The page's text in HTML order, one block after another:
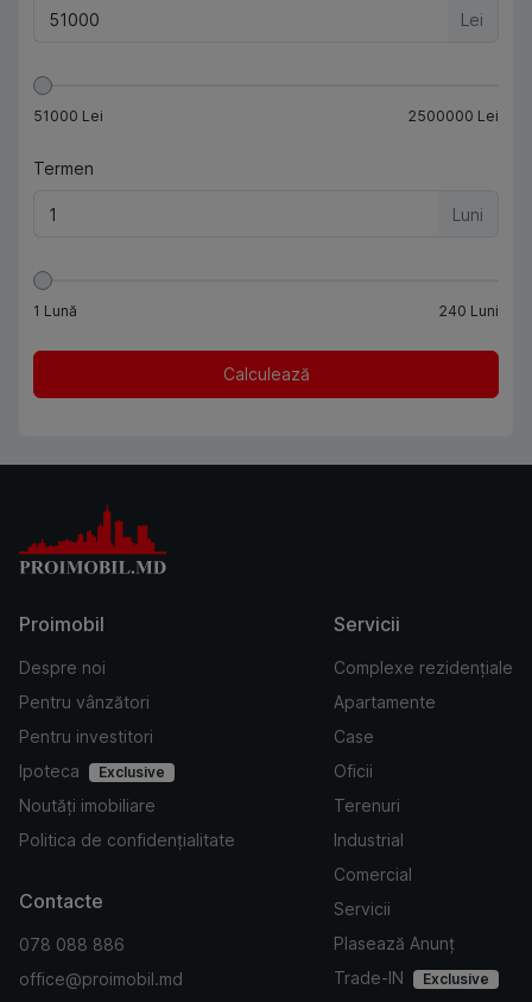
Lei
51000 Lei 2500000 Lei
Termen
Luni
1 Lună 240 Luni
Calculează
Proimobil
Despre noi
Pentru vânzători
Pentru investitori
Ipoteca
Exclusive
Noutăți imobiliare
Politica de confidențialitate
Servicii
Complexe rezidențiale
Apartamente
Case
Oficii
Terenuri
Industrial
Comercial
Servicii
Plasează Anunț
Trade-IN
Exclusive
Contacte
078 088 886
office@proimobil.md